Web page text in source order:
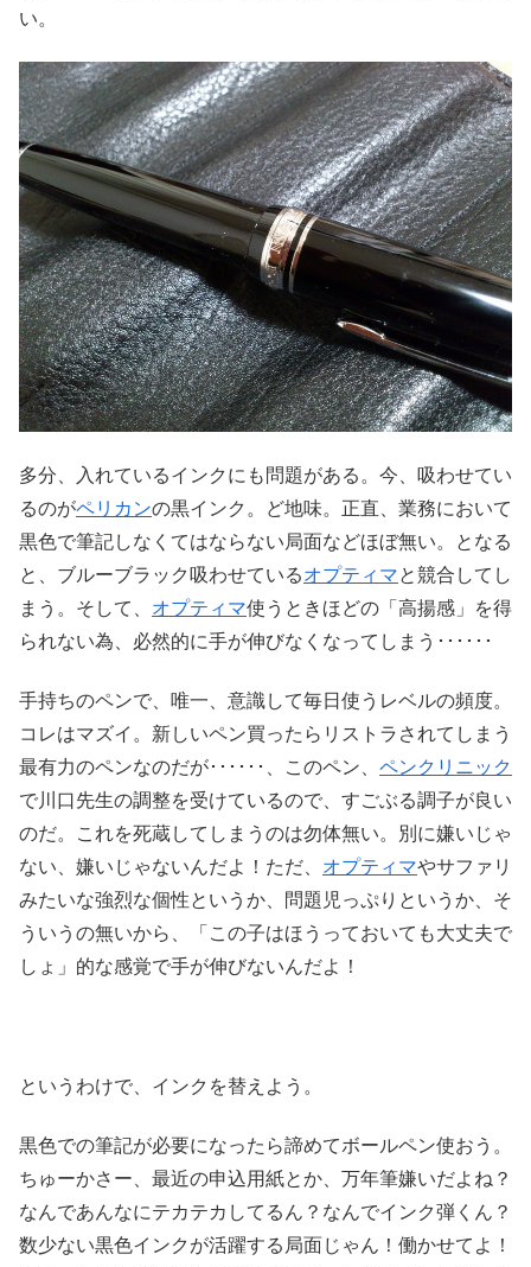
い。
多分、入れているインクにも問題がある。今、吸わせてい
るのがペリカンの黒インク。ど地味。正直、業務において
黒色で筆記しなくてはならない局面などほぼ無い。となる
と、ブルーブラック吸わせているオプティマと競合してし
まう。そして、 オプティマ使うときほどの「高揚感」を得
られない為、必然的に手が伸びなくなってしまう･･････
手持ちのペンで、唯一、意識して毎日使うレベルの頻度。
コレはマズイ。新しいペン買ったらリストラされてしまう
最有力のペンなのだが･･････、このペン、 ペンクリニック
で川口先生の調整を受けているので、すごぶる調子が良い
のだ。これを死蔵してしまうのは勿体無い。別に嫌いじゃ
ない、嫌いじゃないんだよ！ただ、 オプティマやサファリ
みたいな強烈な個性というか、問題児っぷりというか、そ
ういうの無いから、「この子はほうっておいても大丈夫で
しょ」的な感覚で手が伸びないんだよ！
というわけで、インクを替えよう。
黒色での筆記が必要になったら諦めてボールペン使おう。
ちゅーかさー、最近の申込用紙とか、万年筆嫌いだよね？
なんであんなにテカテカしてるん？なんでインク弾くん？
数少ない黒色インクが活躍する局面じゃん！働かせてよ！